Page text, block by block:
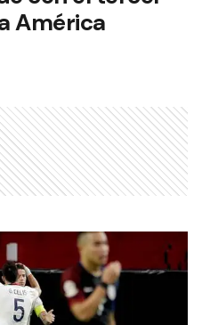
América